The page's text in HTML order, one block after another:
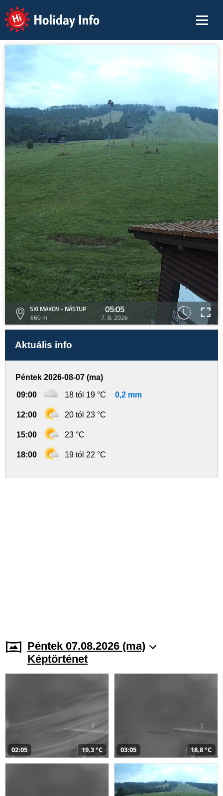
Holiday Info
SKI MAKOV - NÁSTUP
660 m
05:05
7. 8. 2026
Aktuális info
Péntek 2026-08-07 (ma)
09:00 18 tól 19 °C 0,2 mm
12:00 20 tól 23 °C
15:00 23 °C
18:00 19 tól 22 °C
Péntek 07.08.2026 (ma)
Képtörténet
02:05 19,3 °C 03:05 18,8 °C